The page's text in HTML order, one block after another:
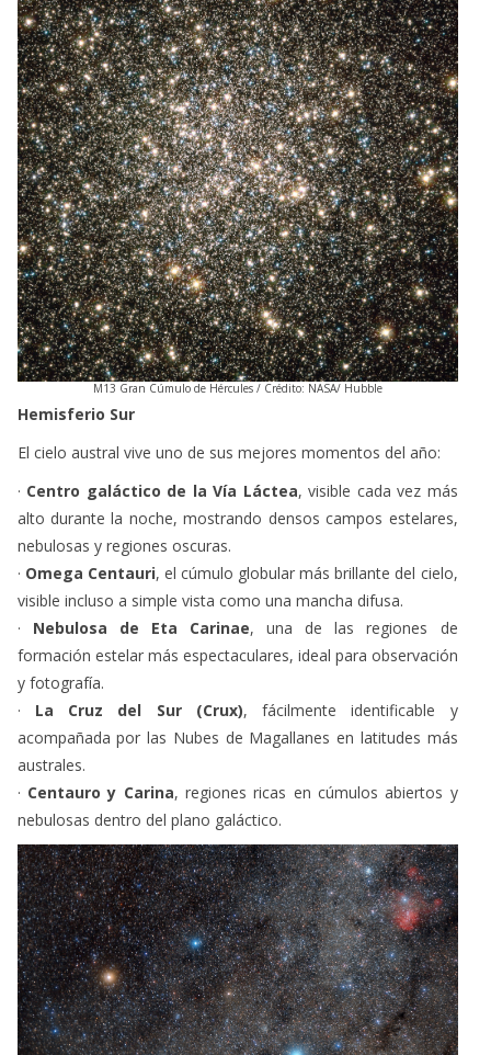
M13 Gran Cúmulo de Hércules / Crédito: NASA/ Hubble
Hemisferio Sur
El cielo austral vive uno de sus mejores momentos del año:
· Centro galáctico de la Vía Láctea, visible cada vez más
alto durante la noche, mostrando densos campos estelares,
nebulosas y regiones oscuras.
· Omega Centauri, el cúmulo globular más brillante del cielo,
visible incluso a simple vista como una mancha difusa.
· Nebulosa de Eta Carinae, una de las regiones de
formación estelar más espectaculares, ideal para observación
y fotografía.
· La Cruz del Sur (Crux), fácilmente identificable y
acompañada por las Nubes de Magallanes en latitudes más
australes.
· Centauro y Carina, regiones ricas en cúmulos abiertos y
nebulosas dentro del plano galáctico.